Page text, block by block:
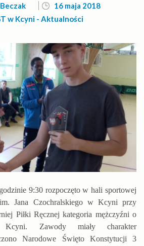
16 maja 2018
w Kcyni - Aktualności
9:30 rozpoczęto w hali sportowej
Jana Czochralskiego w Kcyni przy
Piłki Ręcznej kategoria mężczyźni o
Kcyni. Zawody miały charakter
Narodowe Święto Konstytucji 3